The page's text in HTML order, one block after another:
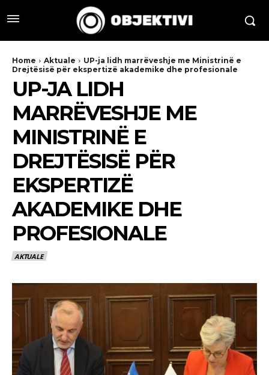
Home Aktuale
UP-ja lidh marrëveshje me Ministrinë e
Drejtësisë për ekspertizë akademike dhe profesionale
UP-JA LIDH
MARRËVESHJE ME
MINISTRINË E
DREJTËSISË PËR
EKSPERTIZË
AKADEMIKE DHE
PROFESIONALE
AKTUALE